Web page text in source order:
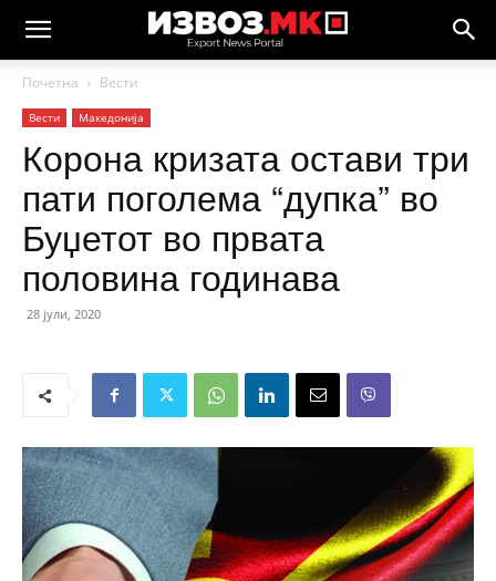
Почетна Вести
Вести Македонија
Корона кризата остави три
пати поголема “дупка” во
Буџетот во првата
половина годинава
28 јули, 2020